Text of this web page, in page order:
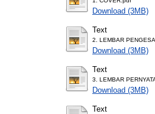
Download (3MB)
Text
2. LEMBAR
Download (3MB)
Text
3. LEMBAR
Download (3MB)
Text